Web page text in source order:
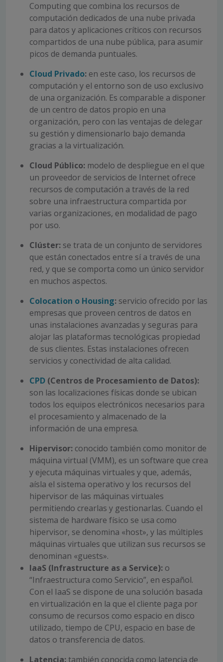
Computing que combina los recursos de
computación dedicados de una nube privada
para datos y aplicaciones críticos con recursos
compartidos de una nube pública, para asumir
picos de demanda puntuales.
Cloud Privado: en este caso, los recursos de
computación y el entorno son de uso exclusivo
de una organización. Es comparable a disponer
de un centro de datos propio en una
organización, pero con las ventajas de delegar
su gestión y dimensionarlo bajo demanda
gracias a la virtualización.
Cloud Público: modelo de despliegue en el que
un proveedor de servicios de Internet ofrece
recursos de computación a través de la red
sobre una infraestructura compartida por
varias organizaciones, en modalidad de pago
por uso.
Clúster: se trata de un conjunto de servidores
que están conectados entre sí a través de una
red, y que se comporta como un único servidor
en muchos aspectos.
Colocation o Housing: servicio ofrecido por las
empresas que proveen centros de datos en
unas instalaciones avanzadas y seguras para
alojar las plataformas tecnológicas propiedad
de sus clientes. Estas instalaciones ofrecen
servicios y conectividad de alta calidad.
CPD (Centros de Procesamiento de Datos):
son las localizaciones físicas donde se ubican
todos los equipos electrónicos necesarios para
el procesamiento y almacenado de la
información de una empresa.
Hipervisor: conocido también como monitor de
máquina virtual (VMM), es un software que crea
y ejecuta máquinas virtuales y que, además,
aísla el sistema operativo y los recursos del
hipervisor de las máquinas virtuales
permitiendo crearlas y gestionarlas. Cuando el
sistema de hardware físico se usa como
hipervisor, se denomina «host», y las múltiples
máquinas virtuales que utilizan sus recursos se
denominan «guests».
IaaS (Infrastructure as a Service): o
“Infraestructura como Servicio”, en español.
Con el IaaS se dispone de una solución basada
en virtualización en la que el cliente paga por
consumo de recursos como espacio en disco
utilizado, tiempo de CPU, espacio en base de
datos o transferencia de datos.
Latencia:también conocida como latencia de